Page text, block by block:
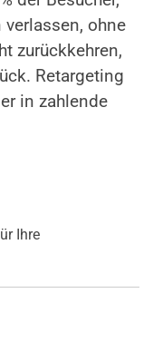
ohne
zurückkehren,
Retargeting
in zahlende
Ihre